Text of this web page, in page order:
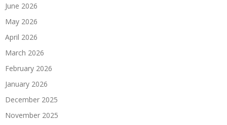
June 2026
May 2026
April 2026
March 2026
February 2026
January 2026
December 2025
November 2025